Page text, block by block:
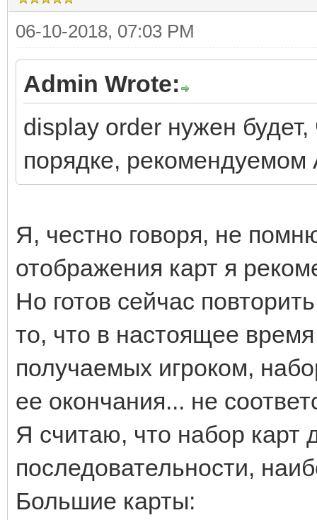
06-10-2018, 07:03 PM
Admin Wrote:
display order нужен
порядке, рекомендуемом
Я, честно говоря, не
отображения карт я
Но готов сейчас
то, что в настоящее
получаемых игроком,
ее окончания... не
Я считаю, что набор карт
последовательности,
Большие карты: